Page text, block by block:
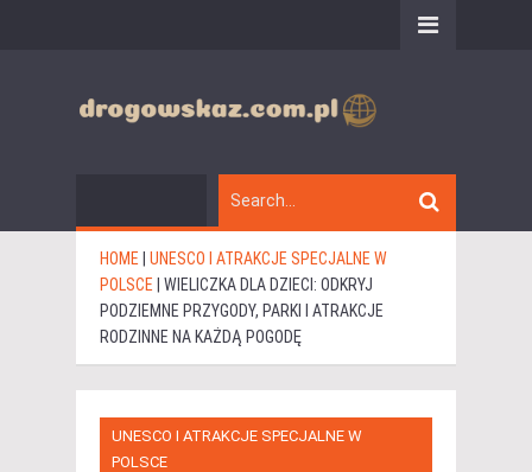
HOME
UNESCO I ATRAKCJE SPECJALNE W
POLSCE
WIELICZKA DLA DZIECI: ODKRYJ
PODZIEMNE PRZYGODY, PARKI I ATRAKCJE
RODZINNE NA KAŻDĄ POGODĘ
UNESCO I ATRAKCJE SPECJALNE W
POLSCE